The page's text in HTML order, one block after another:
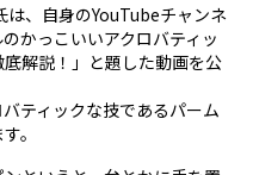
、自身のYouTubeチャンネ
かっこいいアクロバティッ
解説！」と題した動画を公
ティックな技であるパーム
。